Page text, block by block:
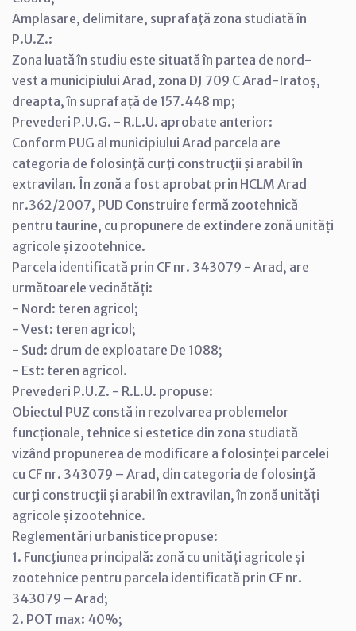
Amplasare, delimitare, suprafaţă zona studiată în
P.U.Z.:
Zona luată în studiu este situată în partea de nord-
vest a municipiului Arad, zona DJ 709 C Arad-Iratoș,
dreapta, în suprafață de 157.448 mp;
Prevederi P.U.G. - R.L.U. aprobate anterior:
Conform PUG al municipiului Arad parcela are
categoria de folosinţă curţi construcţii și arabil în
extravilan. În zonă a fost aprobat prin HCLM Arad
nr.362/2007, PUD Construire fermă zootehnică
pentru taurine, cu propunere de extindere zonă unități
agricole și zootehnice.
Parcela identificată prin CF nr. 343079 - Arad, are
următoarele vecinătăți:
- Nord: teren agricol;
- Vest: teren agricol;
- Sud: drum de exploatare De 1088;
- Est: teren agricol.
Prevederi P.U.Z. - R.L.U. propuse:
Obiectul PUZ constă in rezolvarea problemelor
funcționale, tehnice si estetice din zona studiată
vizând propunerea de modificare a folosinței parcelei
cu CF nr. 343079 – Arad, din categoria de folosinţă
curţi construcţii și arabil în extravilan, în zonă unități
agricole și zootehnice.
Reglementări urbanistice propuse:
1. Funcţiunea principală: zonă cu unități agricole și
zootehnice pentru parcela identificată prin CF nr.
343079 – Arad;
2. POT max: 40%;